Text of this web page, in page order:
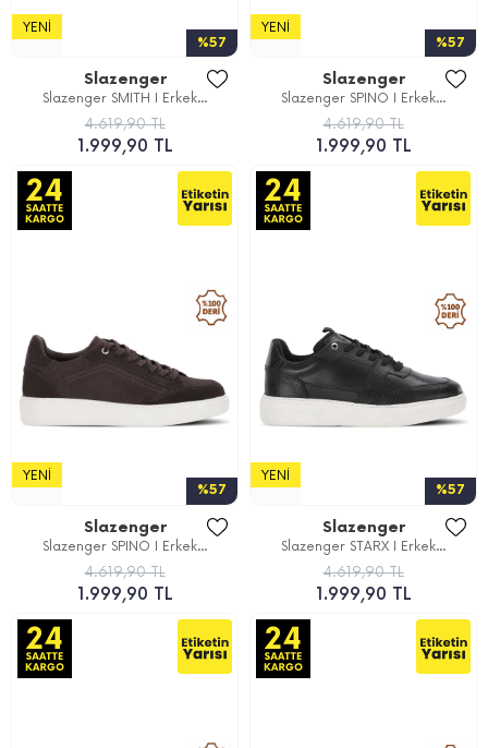
%57
YENI
Slazenger
Slazenger SMITH I Erkek...
4.619,90 TL
1.999,90 TL
%57
YENI
Slazenger
Slazenger SPINO I Erkek...
4.619,90 TL
1.999,90 TL
%57
YENI
Slazenger
Slazenger SPINO I Erkek...
4.619,90 TL
1.999,90 TL
%57
YENI
Slazenger
Slazenger STARX I Erkek...
4.619,90 TL
1.999,90 TL